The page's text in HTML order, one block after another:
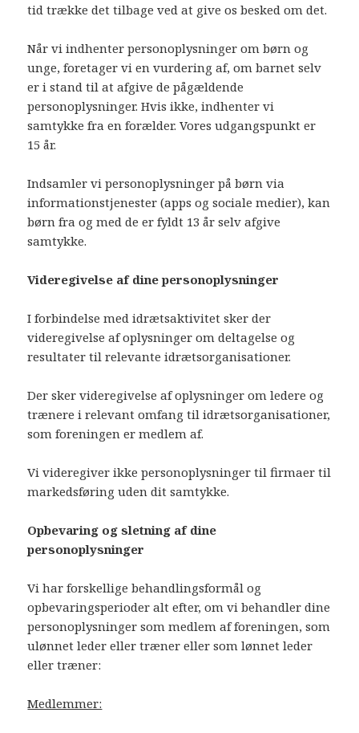
tid trække det tilbage ved at give os besked om det.
Når vi indhenter personoplysninger om børn og
unge, foretager vi en vurdering af, om barnet selv
er i stand til at afgive de pågældende
personoplysninger. Hvis ikke, indhenter vi
samtykke fra en forælder. Vores udgangspunkt er
15 år.
Indsamler vi personoplysninger på børn via
informationstjenester (apps og sociale medier), kan
børn fra og med de er fyldt 13 år selv afgive
samtykke.
Videregivelse af dine personoplysninger
I forbindelse med idrætsaktivitet sker der
videregivelse af oplysninger om deltagelse og
resultater til relevante idrætsorganisationer.
Der sker videregivelse af oplysninger om ledere og
trænere i relevant omfang til idrætsorganisationer,
som foreningen er medlem af.
Vi videregiver ikke personoplysninger til firmaer til
markedsføring uden dit samtykke.
Opbevaring og sletning af dine
personoplysninger
Vi har forskellige behandlingsformål og
opbevaringsperioder alt efter, om vi behandler dine
personoplysninger som medlem af foreningen, som
ulønnet leder eller træner eller som lønnet leder
eller træner:
Medlemmer: